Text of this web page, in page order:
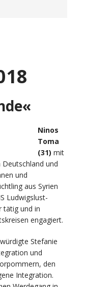
Ninos
Toma
(31) mit
und
und
aus Syrien
Ludwigslust-
tätig und in
engagiert.
würdigte Stefanie
und
den
Integration.